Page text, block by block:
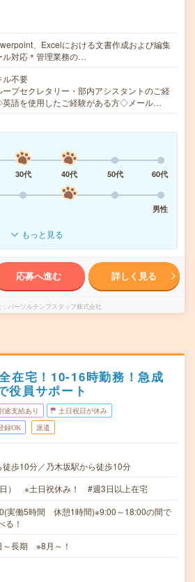
、Excelにおける文書作成および編集
ル対応＊管理業務の…
ル不要
プセクレタリー・部内アシスタントのご経
語を使用したご経験がある方◇メール…
30代 40代 50代
60代
男性
もっと見る
応募へ進む 詳しく見る
パーソルテンプスタッフ株式会社
在宅！10-16時勤務！急成
役員サポート
途支給あり 土日祝日が休み
録OK 派遣
徒歩10分／乃木坂駅から徒歩10分
日） ※土日祝休み！ #週3日以上在宅
実働5時間 休憩1時間)※9:00～18:00の間で
る！
～長期 ※8月～！